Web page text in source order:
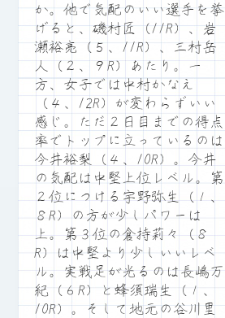
か。他で気配のいい選手を挙
げると、磯村匠（11R）、岩
瀬裕亮（５、11R）、三村岳
人（２、９R）あたり。一
方、女子では中村かなえ
（４、12R）が変わらずいい
感じ。ただ２日目までの得点
率でトップに立っているのは
今井裕梨（４、10R）。今井
の気配は中堅上位レベル。第
２位につける宇野弥生（１、
８R）の方が少しパワーは
上。第３位の倉持莉々（８
R）は中堅より少しいいレベ
ル。実戦足が光るのは長嶋万
紀（６R）と蜂須瑞生（１、
10R）。そして地元の谷川里